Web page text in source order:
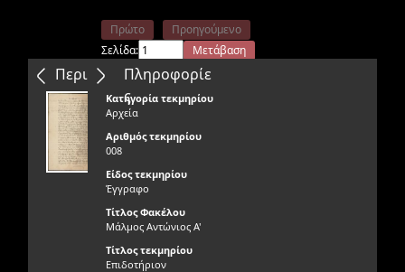
Περιεχόμενα
Πρώτο
Προηγούμενο
Σελίδα:
Μετάβαση
Επόμενο
Τελευταίο
Πληροφορίε
ς
Κατηγορία τεκμηρίου
Αρχεία
Αριθμός τεκμηρίου
008
Είδος τεκμηρίου
Έγγραφο
Τίτλος Φακέλου
Μάλμος Αντώνιος Α'
Τίτλος τεκμηρίου
Επιδοτήριον